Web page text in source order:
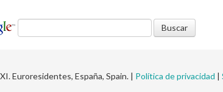
Euroresidentes, España, Spain. | Política de privacidad |